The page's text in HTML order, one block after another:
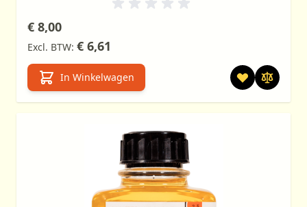
€ 8,00
€ 6,61
In Winkelwagen